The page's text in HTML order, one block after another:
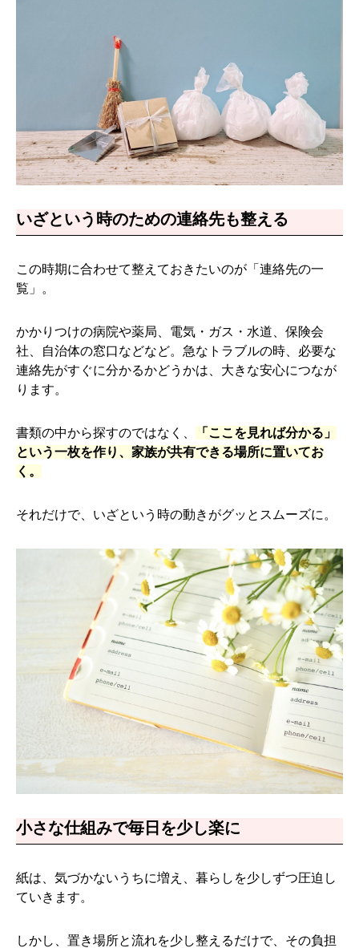
いざという時のための連絡先も整える
この時期に合わせて整えておきたいのが「連絡先の一
覧」。
かかりつけの病院や薬局、電気・ガス・水道、保険会
社、自治体の窓口などなど。急なトラブルの時、必要な
連絡先がすぐに分かるかどうかは、大きな安心につなが
ります。
書類の中から探すのではなく、
「ここを見れば分かる」
という一枚を作り、家族が共有できる場所に置いてお
く。
それだけで、いざという時の動きがグッとスムーズに。
小さな仕組みで毎日を少し楽に
紙は、気づかないうちに増え、暮らしを少しずつ圧迫し
ていきます。
しかし、置き場所と流れを少し整えるだけで、その負担